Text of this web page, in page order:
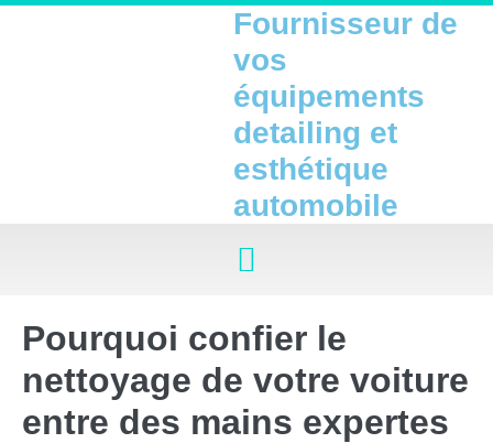
Fournisseur de
vos
équipements
detailing et
esthétique
automobile
Pourquoi confier le
nettoyage de votre voiture
entre des mains expertes